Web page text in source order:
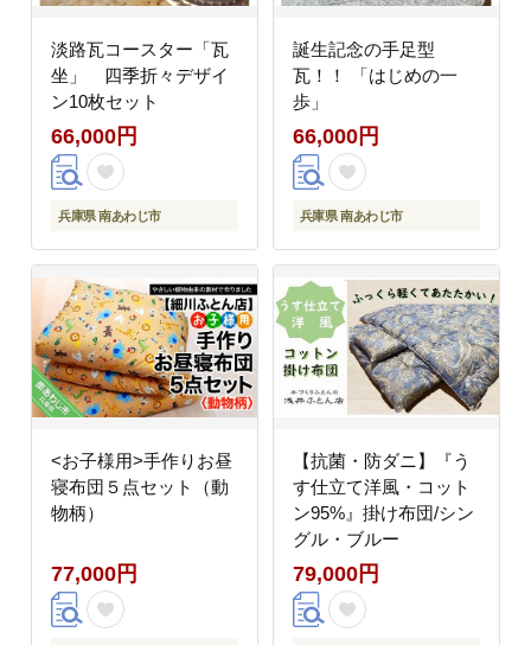
淡路瓦コースター「瓦
坐」 四季折々デザイ
ン10枚セット
66,000円
兵庫県 南あわじ市
誕生記念の手足型
瓦！！ 「はじめの一
歩」
66,000円
兵庫県 南あわじ市
<お子様用>手作りお昼
寝布団５点セット（動
物柄）
77,000円
【抗菌・防ダニ】『う
す仕立て洋風・コット
ン95%』掛け布団/シン
グル・ブルー
79,000円